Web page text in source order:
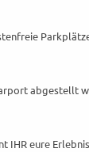
abgestellt
IHR eure